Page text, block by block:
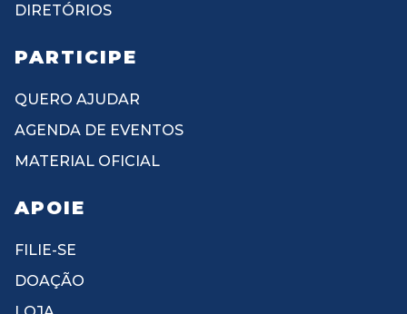
DIRETÓRIOS
PARTICIPE
QUERO AJUDAR
AGENDA DE EVENTOS
MATERIAL OFICIAL
APOIE
FILIE-SE
DOAÇÃO